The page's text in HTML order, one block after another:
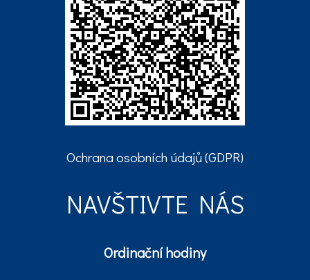
Ochrana osobních údajů (GDPR)
NAVŠTIVTE NÁS
Ordinační hodiny